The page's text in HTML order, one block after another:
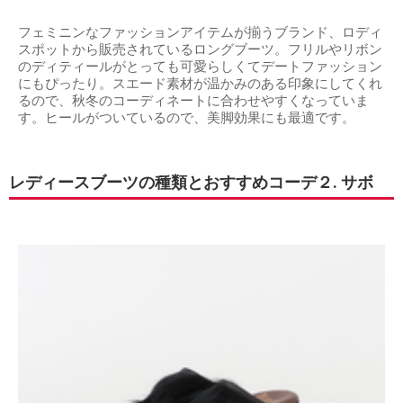
フェミニンなファッションアイテムが揃うブランド、ロディ
スポットから販売されているロングブーツ。フリルやリボン
のディティールがとっても可愛らしくてデートファッション
にもぴったり。スエード素材が温かみのある印象にしてくれ
るので、秋冬のコーディネートに合わせやすくなっていま
す。ヒールがついているので、美脚効果にも最適です。
レディースブーツの種類とおすすめコーデ２. サボ